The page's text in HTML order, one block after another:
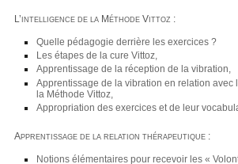
L’intelligence de la Méthode Vittoz :
Quelle pédagogie derrière les exercices ?
Les étapes de la cure Vittoz,
Apprentissage de la réception de la vibration,
Apprentissage de la vibration en relation avec
la Méthode Vittoz,
Appropriation des exercices et de leur
Apprentissage de la relation thérapeutique :
Notions élémentaires pour recevoir les «